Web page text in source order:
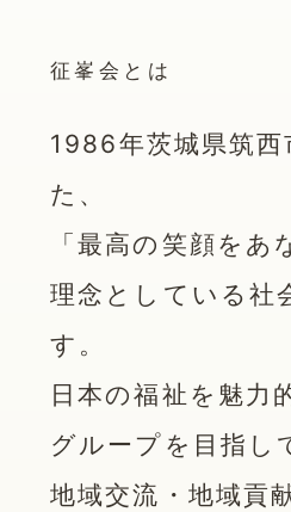
征峯会とは
1986年茨城県筑西
た、
「最高の笑顔をあ
理念としている社
す。
日本の福祉を魅力
グループを目指し
地域交流・地域貢